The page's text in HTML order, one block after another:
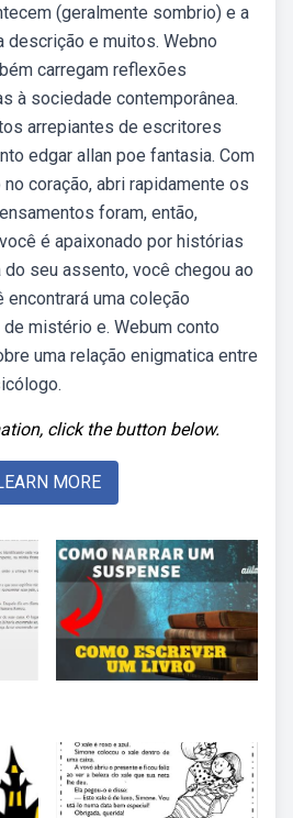
(geralmente sombrio) e a
descrição e muitos. Webno
carregam reflexões
à sociedade contemporânea.
arrepiantes de escritores
edgar allan poe fantasia. Com
coração, abri rapidamente os
foram, então,
é apaixonado por histórias
seu assento, você chegou ao
encontrará uma coleção
mistério e. Webum conto
uma relação enigmatica entre
click the button below.
MORE